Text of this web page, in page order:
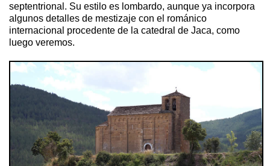
septentrional. Su estilo es lombardo, aunque ya incorpora
algunos detalles de mestizaje con el románico
internacional procedente de la catedral de Jaca, como
luego veremos.